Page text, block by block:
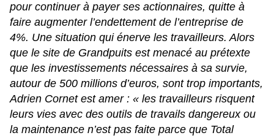
pour continuer à payer ses actionnaires, quitte à
faire augmenter l’endettement de l’entreprise de
4%. Une situation qui énerve les travailleurs. Alors
que le site de Grandpuits est menacé au prétexte
que les investissements nécessaires à sa survie,
autour de 500 millions d’euros, sont trop importants,
Adrien Cornet est amer : « les travailleurs risquent
leurs vies avec des outils de travails dangereux ou
la maintenance n’est pas faite parce que Total